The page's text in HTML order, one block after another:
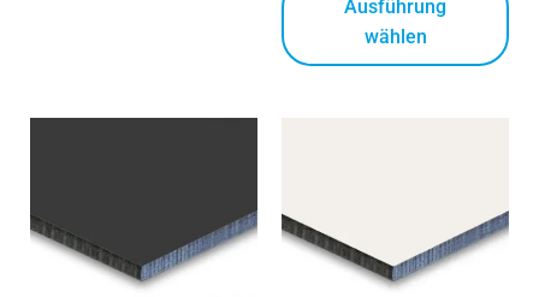
Ausführung
wählen